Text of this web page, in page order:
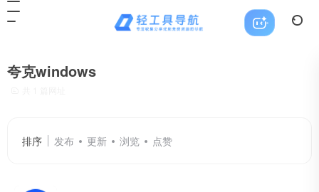
夸克windows
排序 发布 更新 浏览 点赞